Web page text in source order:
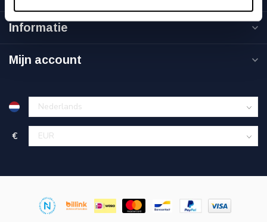
Informatie
Mijn account
€